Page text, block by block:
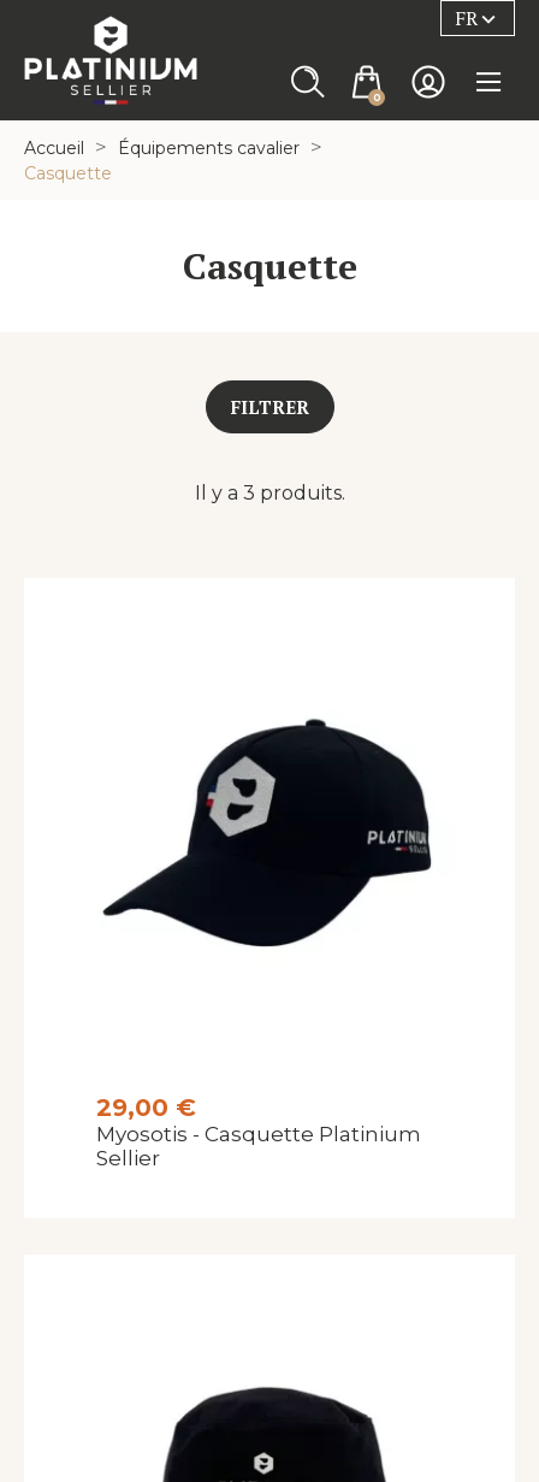
FR
0
Accueil
Équipements cavalier
Casquette
Casquette
FILTRER
Il y a 3 produits.
29,00 €
Myosotis - Casquette Platinium
Sellier